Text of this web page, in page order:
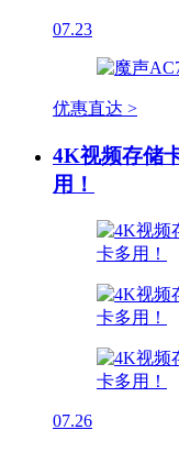
07.23
优惠直达 >
4K视频存储
用！
07.26